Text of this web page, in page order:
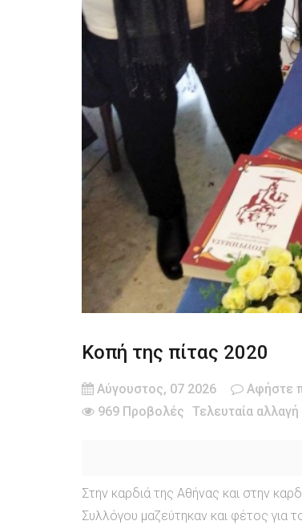
Κοπή της πίτας 2020
Αύγουστος, 07 2026
Αφήστε
969 Προβολές Τελευταία
Στην καρδιά της Αθήνας και στην
Συλλόγου μαζεύτηκαν και φέτος για